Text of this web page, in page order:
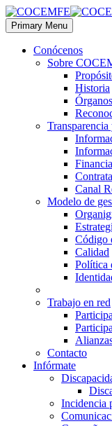
Primary Menu
Conócenos
Sobre
Historia
Canal
Modelo de
Código
Calidad
Política
Trabajo en red
Contacto
Infórmate
Incidencia